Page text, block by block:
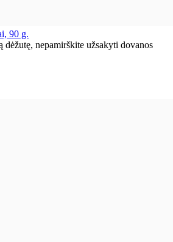
90 g.
nepamirškite užsakyti dovanos